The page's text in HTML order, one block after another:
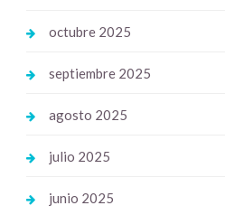
octubre 2025
septiembre 2025
agosto 2025
julio 2025
junio 2025